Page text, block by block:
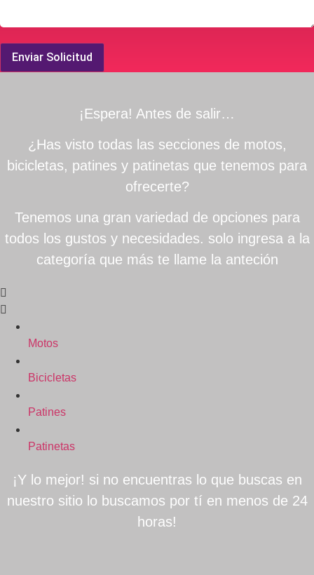
Enviar Solicitud
¡Espera! Antes de salir…
¿Has visto todas las secciones de motos,
bicicletas, patines y patinetas que tenemos para
ofrecerte?
Tenemos una gran variedad de opciones para
todos los gustos y necesidades. solo ingresa a la
categoría que más te llame la anteción
Motos
Bicicletas
Patines
Patinetas
¡Y lo mejor! si no encuentras lo que buscas en
nuestro sitio lo buscamos por tí en menos de 24
horas!